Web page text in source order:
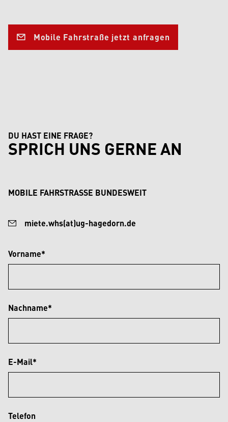
Mobile Fahrstraße jetzt anfragen
DU HAST EINE FRAGE?
SPRICH UNS GERNE AN
MOBILE FAHRSTRASSE BUNDESWEIT
miete.whs(at)ug-hagedorn.de
Vorname*
Nachname*
E-Mail*
Telefon